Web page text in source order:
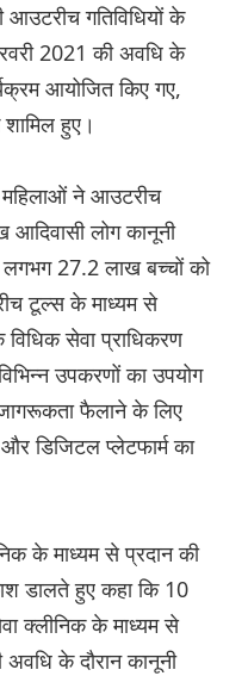
गतिविधियों के
2021 की अवधि के
आयोजित किए गए,
हुए।
ने आउटरीच
आदिवासी लोग कानूनी
27.2 लाख बच्चों को
टूल्स के माध्यम से
सेवा प्राधिकरण
उपकरणों का उपयोग
फैलाने के लिए
और डिजिटल प्लेटफार्म का
के माध्यम से प्रदान की
डालते हुए कहा कि 10
क्लीनिक के माध्यम से
के दौरान कानूनी